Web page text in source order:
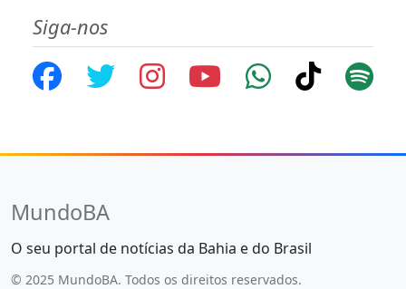
Siga-nos
MundoBA
O seu portal de notícias da Bahia e do Brasil
© 2025 MundoBA. Todos os direitos reservados.